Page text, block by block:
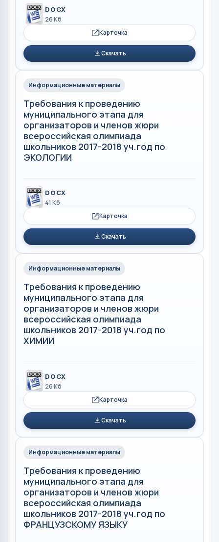
DOCX
26 Кб
Карточка
Скачать
Информационные материалы
Требования к проведению
муниципального этапа для
организаторов и членов жюри
всероссийская олимпиада
школьников 2017-2018 уч.год по
ЭКОЛОГИИ
DOCX
41 Кб
Карточка
Скачать
Информационные материалы
Требования к проведению
муниципального этапа для
организаторов и членов жюри
всероссийская олимпиада
школьников 2017-2018 уч.год по
ХИМИИ
DOCX
26 Кб
Карточка
Скачать
Информационные материалы
Требования к проведению
муниципального этапа для
организаторов и членов жюри
всероссийская олимпиада
школьников 2017-2018 уч.год по
ФРАНЦУЗСКОМУ ЯЗЫКУ